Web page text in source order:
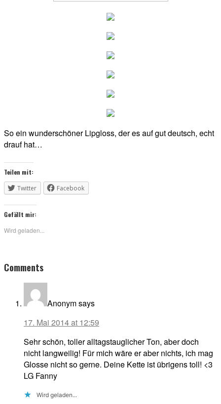
So ein wunderschöner Lipgloss, der es auf gut deutsch, echt
drauf hat…
Teilen mit:
Twitter
Facebook
Gefällt mir:
Wird geladen...
Reader
Interactions
Comments
Anonymsays
17. Mai 2014 at 12:59
Sehr schön, toller alltagstauglicher Ton, aber doch
nicht langweilig! Für mich wäre er aber nichts, ich mag
Glosse nicht so gerne. Deine Kette ist übrigens toll! <3
LG Fanny
Wird geladen...